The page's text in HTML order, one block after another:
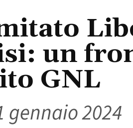
un
GNL
gennaio 2024